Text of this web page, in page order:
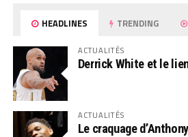
HEADLINES TRENDING
ACTUALITÉS
Derrick White et le
ACTUALITÉS
Le craquage